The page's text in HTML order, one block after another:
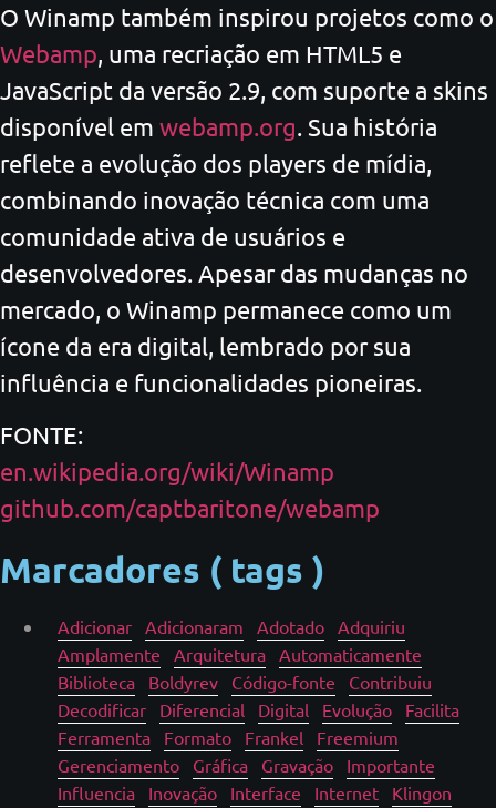
O Winamp também inspirou projetos como o
Webamp, uma recriação em HTML5 e
JavaScript da versão 2.9, com suporte a skins
disponível em webamp.org. Sua história
reflete a evolução dos players de mídia,
combinando inovação técnica com uma
comunidade ativa de usuários e
desenvolvedores. Apesar das mudanças no
mercado, o Winamp permanece como um
ícone da era digital, lembrado por sua
influência e funcionalidades pioneiras.
FONTE:
en.wikipedia.org/wiki/Winamp
github.com/captbaritone/webamp
Marcadores ( tags )
Adicionar Adicionaram Adotado Adquiriu
Amplamente
Arquitetura Automaticamente
Biblioteca
Boldyrev Código-fonte
Contribuiu
Decodificar
Diferencial Digital Evolução
Facilita
Ferramenta
Formato Frankel
Freemium
Gerenciamento
Gráfica Gravação
Importante
Influencia
Inovação Interface Internet
Klingon